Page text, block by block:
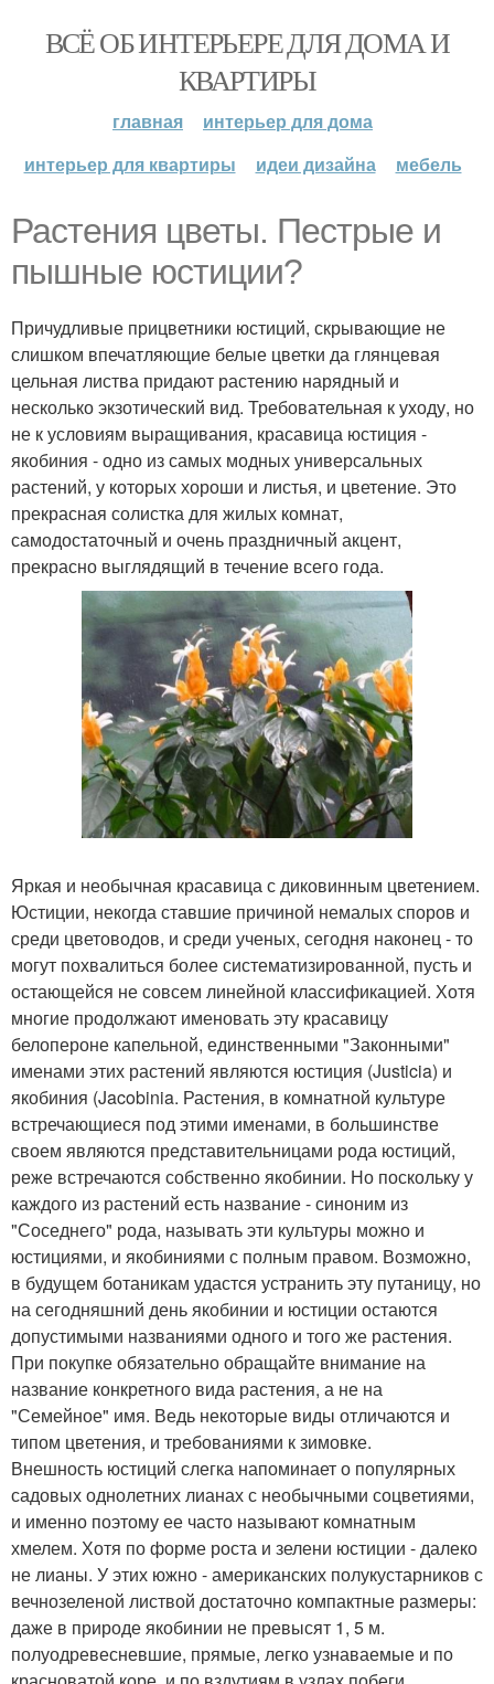
ВСЁ ОБ ИНТЕРЬЕРЕ ДЛЯ ДОМА И
КВАРТИРЫ
главная
интерьер для дома
интерьер для квартиры
идеи дизайна мебель
Растения цветы. Пестрые и
пышные юстиции?
Причудливые прицветники юстиций, скрывающие не
слишком впечатляющие белые цветки да глянцевая
цельная листва придают растению нарядный и
несколько экзотический вид. Требовательная к уходу, но
не к условиям выращивания, красавица юстиция -
якобиния - одно из самых модных универсальных
растений, у которых хороши и листья, и цветение. Это
прекрасная солистка для жилых комнат,
самодостаточный и очень праздничный акцент,
прекрасно выглядящий в течение всего года.
Яркая и необычная красавица с диковинным цветением.
Юстиции, некогда ставшие причиной немалых споров и
среди цветоводов, и среди ученых, сегодня наконец - то
могут похвалиться более систематизированной, пусть и
остающейся не совсем линейной классификацией. Хотя
многие продолжают именовать эту красавицу
белопероне капельной, единственными "Законными"
именами этих растений являются юстиция (Justicia) и
якобиния (Jacobinia. Растения, в комнатной культуре
встречающиеся под этими именами, в большинстве
своем являются представительницами рода юстиций,
реже встречаются собственно якобинии. Но поскольку у
каждого из растений есть название - синоним из
"Соседнего" рода, называть эти культуры можно и
юстициями, и якобиниями с полным правом. Возможно,
в будущем ботаникам удастся устранить эту путаницу, но
на сегодняшний день якобинии и юстиции остаются
допустимыми названиями одного и того же растения.
При покупке обязательно обращайте внимание на
название конкретного вида растения, а не на
"Семейное" имя. Ведь некоторые виды отличаются и
типом цветения, и требованиями к зимовке.
Внешность юстиций слегка напоминает о популярных
садовых однолетних лианах с необычными соцветиями,
и именно поэтому ее часто называют комнатным
хмелем. Хотя по форме роста и зелени юстиции - далеко
не лианы. У этих южно - американских полукустарников с
вечнозеленой листвой достаточно компактные размеры:
даже в природе якобинии не превысят 1, 5 м.
полуодревесневшие, прямые, легко узнаваемые и по